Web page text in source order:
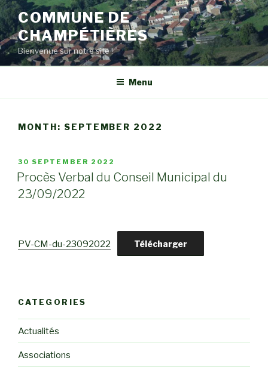
Skip
to
content
COMMUNE DE
CHAMPÉTIÈRES
Bienvenue sur notre site !
Menu
MONTH: SEPTEMBER 2022
POSTED
ON
30 SEPTEMBER 2022
Procès Verbal du Conseil Municipal du
23/09/2022
PV-CM-du-23092022 Télécharger
CATEGORIES
Actualités
Associations